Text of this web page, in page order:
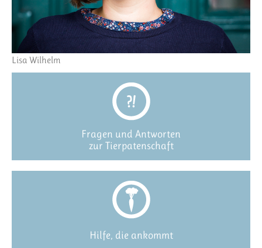
Lisa Wilhelm
Fragen und Antworten
zur Tierpatenschaft
Hilfe, die ankommt